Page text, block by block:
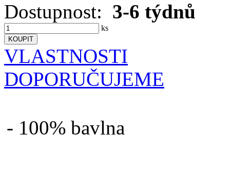
Dostupnost: 3-6 týdnů
ks
VLASTNOSTI
DOPORUČUJEME
- 100% bavlna